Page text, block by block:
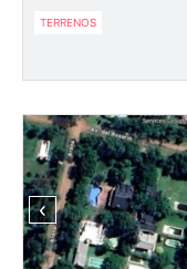
TERRENOS
‹